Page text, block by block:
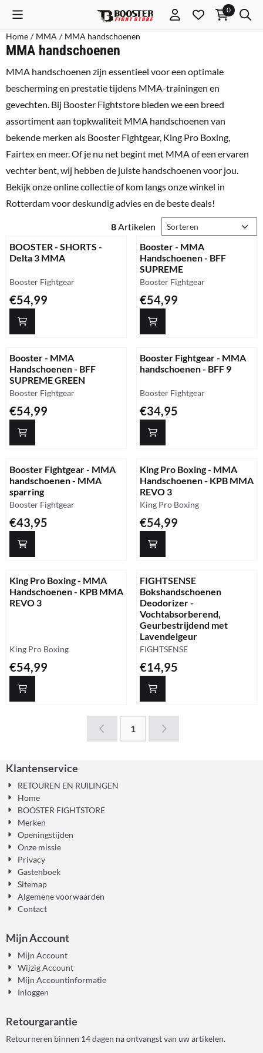
Cookievoorkeuren zijn momenteel gesloten. 0
Home / MMA / MMA handschoenen
MMA handschoenen
MMA handschoenen zijn essentieel voor een optimale
bescherming en prestatie tijdens MMA-trainingen en
gevechten. Bij Booster Fightstore bieden we een breed
assortiment aan topkwaliteit MMA handschoenen van
bekende merken als Booster Fightgear, King Pro Boxing,
Fairtex en meer. Of je nu net begint met MMA of een ervaren
vechter bent, wij hebben de juiste handschoenen voor jou.
Bekijk onze online collectie of kom langs onze winkel in
Rotterdam voor deskundig advies en de beste deals!
8 Artikelen Sorteermethode
BOOSTER - SHORTS -
Delta 3 MMA
Merk:
Booster Fightgear
Prijs: 54,99
€54,99
Booster - MMA
Handschoenen - BFF
SUPREME
Merk:
Booster Fightgear
Prijs: 54,99
€54,99
Booster - MMA
Handschoenen - BFF
SUPREME GREEN
Merk:
Booster Fightgear
Prijs: 54,99
€54,99
Booster Fightgear - MMA
handschoenen - BFF 9
Merk:
Booster Fightgear
Prijs: 34,95
€34,95
Booster Fightgear - MMA
handschoenen - MMA
sparring
Merk:
Booster Fightgear
Prijs: 43,95
€43,95
King Pro Boxing - MMA
Handschoenen - KPB MMA
REVO 3
Merk:
King Pro Boxing
Prijs: 54,99
€54,99
King Pro Boxing - MMA
Handschoenen - KPB MMA
REVO 3
Merk:
King Pro Boxing
Prijs: 54,99
€54,99
FIGHTSENSE
Bokshandschoenen
Deodorizer -
Vochtabsorberend,
Geurbestrijdend met
Lavendelgeur
Merk:
FIGHTSENSE
Prijs: 14,95
€14,95
1
Klantenservice
RETOUREN EN RUILINGEN
Home
BOOSTER FIGHTSTORE
Merken
Openingstijden
Onze missie
Privacy
Gastenboek
Sitemap
Algemene voorwaarden
Contact
Mijn Account
Mijn Account
Wijzig Account
Mijn Accountinformatie
Inloggen
Retourgarantie
Retourneren binnen 14 dagen na ontvangst van uw artikelen.